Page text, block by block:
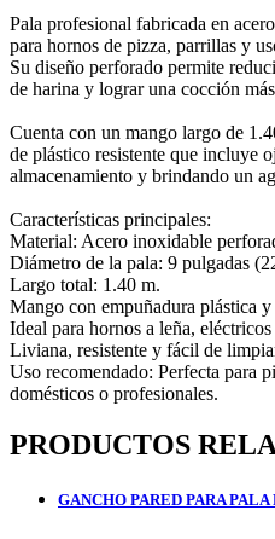
Pala profesional fabricada en
para hornos de pizza, parrillas y
Su diseño perforado permite
de harina y lograr una cocción
Cuenta con un mango largo de
de plástico resistente que incluye
almacenamiento y brindando un
Características principales:
Material: Acero inoxidable
Diámetro de la pala: 9 pulgadas
Largo total: 1.40 m.
Mango con empuñadura plástica
Ideal para hornos a leña, eléctricos
Liviana, resistente y fácil de
Uso recomendado: Perfecta para
domésticos o profesionales.
PRODUCTOS
GANCHO PARED PARA